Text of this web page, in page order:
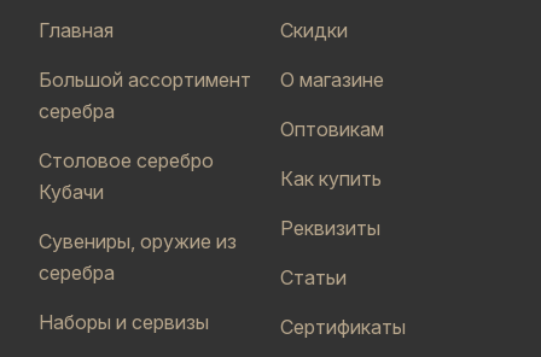
Главная
Большой ассортимент
серебра
Столовое серебро
Кубачи
Сувениры, оружие из
серебра
Наборы и сервизы
Скидки
О магазине
Оптовикам
Как купить
Реквизиты
Статьи
Сертификаты